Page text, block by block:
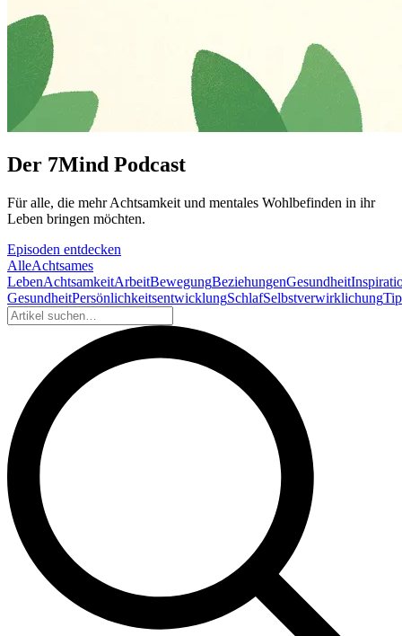
Der 7Mind Podcast
Für alle, die mehr Acht­sam­keit und mentales Wohlbefinden in ihr
Leben brin­gen möch­ten.
Episoden entdecken
AlleAchtsames
LebenAchtsamkeitArbeitBewegungBeziehungenGesundheit
GesundheitPersönlichkeitsentwicklungSchlafSelbstverwirklichung